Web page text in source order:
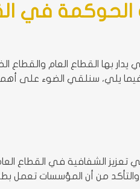
في
يدار بها القطاع العام
فيما يلي، سنلقي الضوء على
الشفافية في القطاع
من أن المؤسسات تعمل